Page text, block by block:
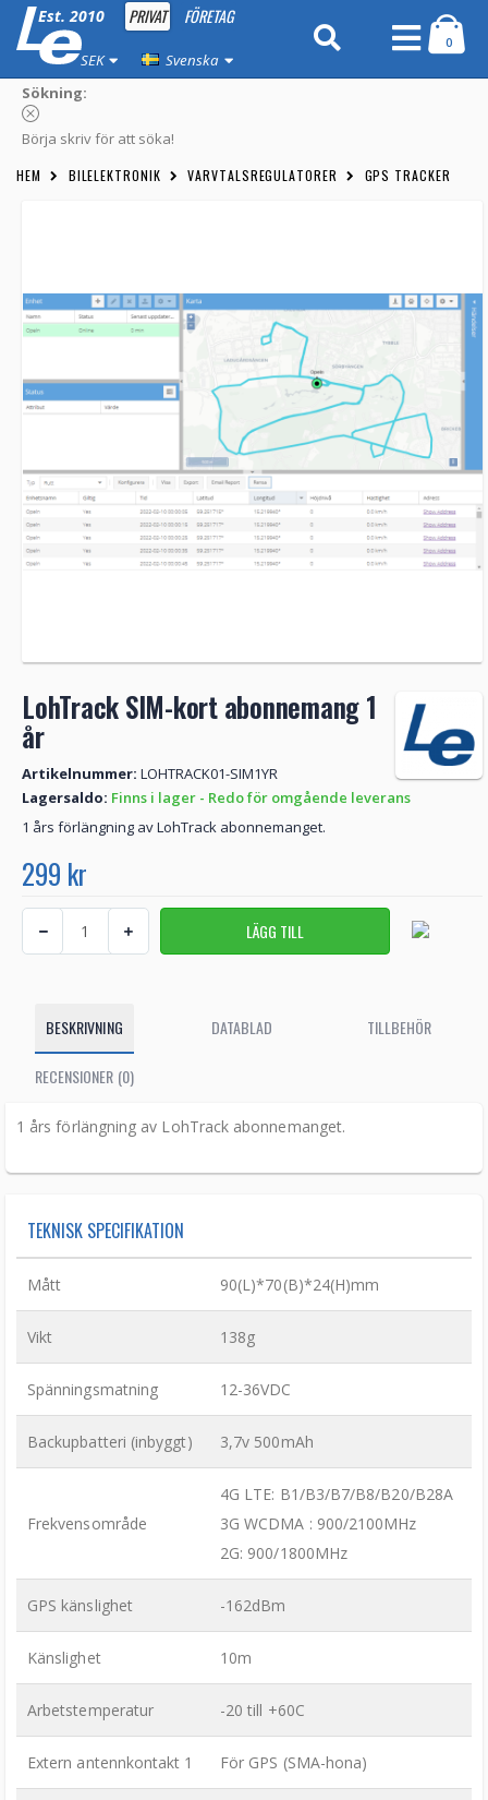
Est. 2010 PRIVAT FÖRETAG
SEK Svenska
0
Sökning:
Börja skriv för att söka!
HEM BILELEKTRONIK VARVTALSREGULATORER GPS TRACKER
LohTrack SIM-kort abonnemang 1
år
Artikelnummer: LOHTRACK01-SIM1YR
Lagersaldo: Finns i lager - Redo för omgående leverans
1 års förlängning av LohTrack abonnemanget.
299 kr
BESKRIVNING DATABLAD TILLBEHÖR
RECENSIONER (0)
1 års förlängning av LohTrack abonnemanget.
TEKNISK SPECIFIKATION
Mått 90(L)*70(B)*24(H)mm
Vikt 138g
Spänningsmatning 12-36VDC
Backupbatteri (inbyggt) 3,7v 500mAh
Frekvensområde
4G LTE: B1/B3/B7/B8/B20/B28A
3G WCDMA : 900/2100MHz
2G: 900/1800MHz
GPS känslighet -162dBm
Känslighet 10m
Arbetstemperatur -20 till +60C
Extern antennkontakt 1 För GPS (SMA-hona)